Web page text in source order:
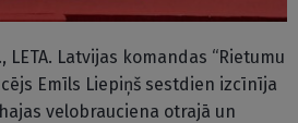
LETA. Latvijas komandas “Rietumu
Emīls Liepiņš sestdien izcīnīja
velobrauciena otrajā un